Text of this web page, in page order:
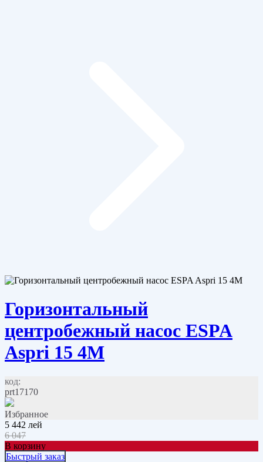
Горизонтальный
центробежный насос ESPA
Aspri 15 4M
код:
prt17170
Избранное
5 442 лей
6 047
В корзину
Быстрый заказ